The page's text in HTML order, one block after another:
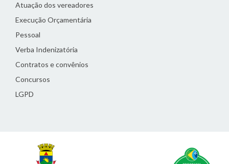
Atuação dos vereadores
Execução Orçamentária
Pessoal
Verba Indenizatória
Contratos e convênios
Concursos
LGPD